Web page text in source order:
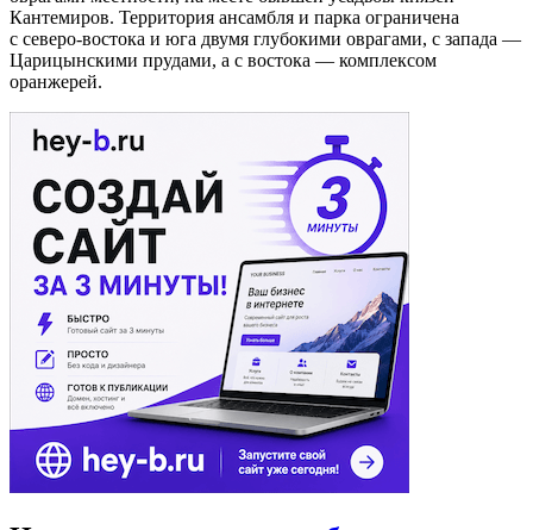
Кантемиров. Территория ансамбля и парка ограничена
с северо-востока и юга двумя глубокими оврагами, с запада —
Царицынскими прудами, а с востока — комплексом
оранжерей.